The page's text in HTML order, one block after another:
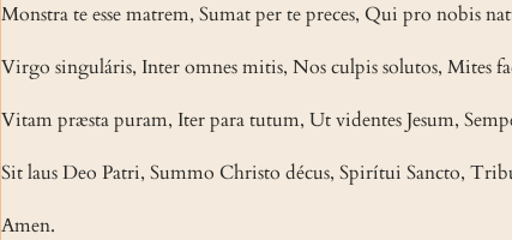
Monstra te esse matrem, Sumat per te preces, Qui pro nobis
Virgo singuláris, Inter omnes mitis, Nos culpis solutos, Mites
Vitam præsta puram, Iter para tutum, Ut videntes Jesum,
Sit laus Deo Patri, Summo Christo décus, Spirítui Sancto,
Amen.